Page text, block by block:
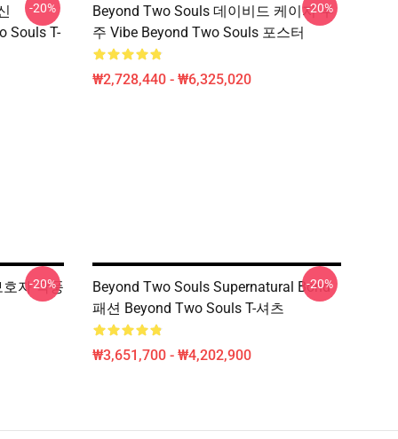
Souls T-
-20%
Beyond Two Souls 데이비드 케이지 우
주 Vibe Beyond Two Souls 포스터
₩2,728,440 - ₩6,325,020
-20%
자 작풍
-20%
Beyond Two Souls Supernatural Bond
패션 Beyond Two Souls T-셔츠
₩3,651,700 - ₩4,202,900
-20%